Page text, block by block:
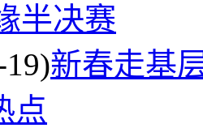
半决赛
新春走基
点